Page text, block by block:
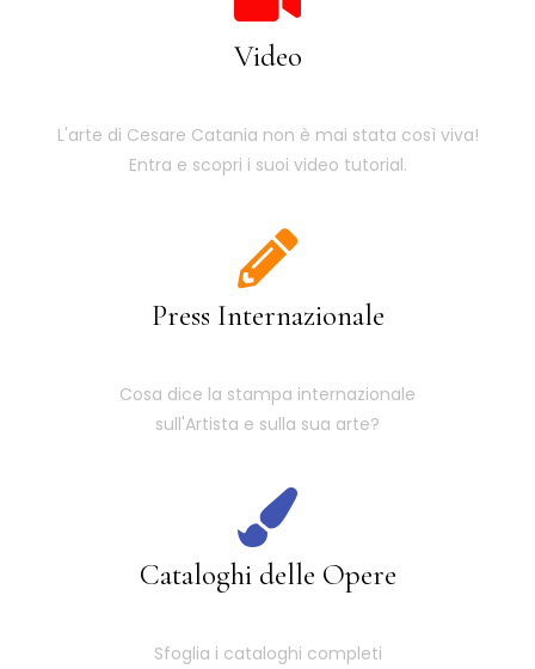
Video
L'arte di Cesare Catania non è mai stata così viva!
Entra e scopri i suoi video tutorial.
Press Internazionale
Cosa dice la stampa internazionale
sull'Artista e sulla sua arte?
Cataloghi delle Opere
Sfoglia i cataloghi completi